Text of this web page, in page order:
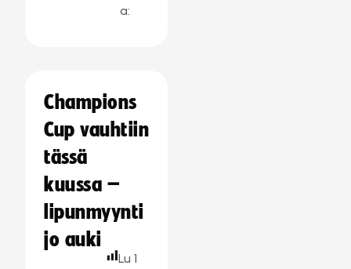
a:
Champions
Cup vauhtiin
tässä
kuussa –
lipunmyynti
jo auki
Lu 1